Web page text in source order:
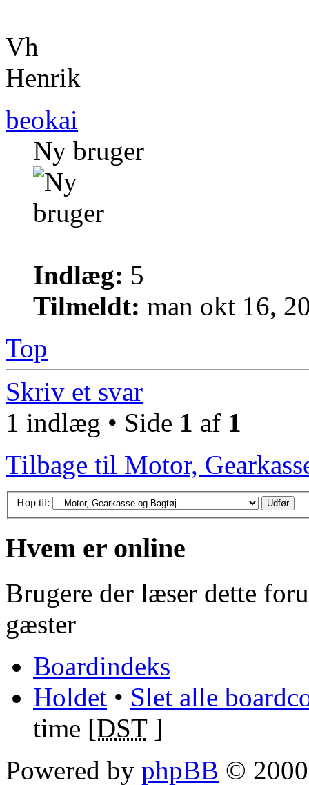
Vh
Henrik
beokai
Ny bruger
Indlæg: 5
Tilmeldt: man okt 16,
Top
Skriv et svar
1 indlæg • Side 1 af 1
Tilbage til Motor,
Hop til:
Hvem er online
Brugere der læser dette
gæster
Boardindeks
Holdet • Slet alle
time [DST]
Powered by phpBB ©